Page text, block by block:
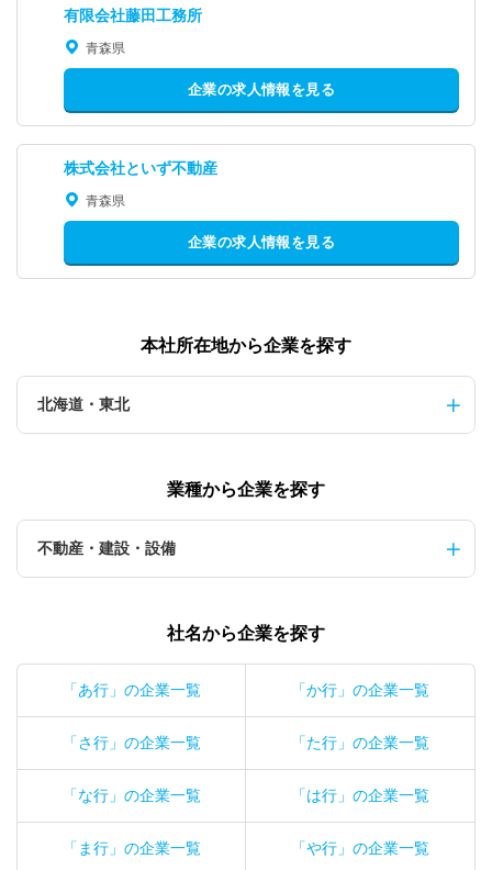
有限会社藤田工務所
青森県
企業の求人情報を見る
株式会社といず不動産
青森県
企業の求人情報を見る
本社所在地から企業を探す
北海道・東北
業種から企業を探す
不動産・建設・設備
社名から企業を探す
「あ行」の企業一覧 「か行」の企業一覧
「さ行」の企業一覧 「た行」の企業一覧
「な行」の企業一覧 「は行」の企業一覧
「ま行」の企業一覧 「や行」の企業一覧